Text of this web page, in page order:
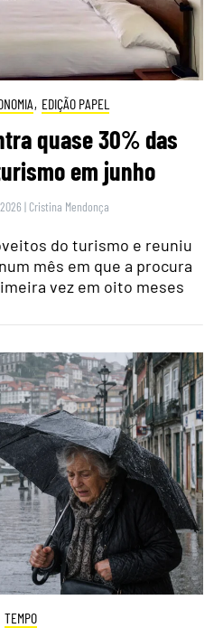
, EDIÇÃO PAPEL
quase 30% das
em junho
| Cristina Mendonça
do turismo e reuniu
mês em que a procura
vez em oito meses
TEMPO